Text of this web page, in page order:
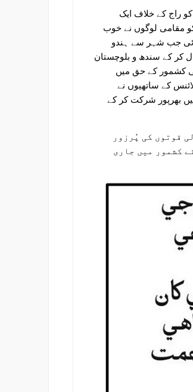
راج کے خلاف ایک
مقامی لوگوں نے خوب
جب شہر سے ہندو
کر کے سندھ و بلوچستان
کشمور کے حق میں
کے ساتھیوں نے
بھرپور شرکت کر کے
قوتوں کی پُرزور
کشمور میں جاری